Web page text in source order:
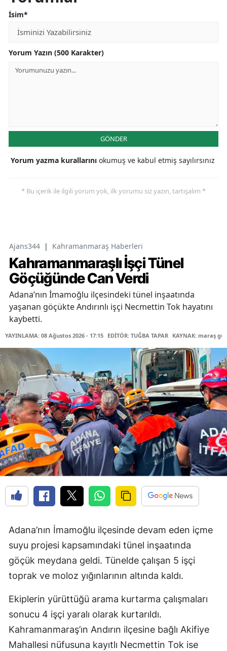
İsim*
Yorum Yazın (500 Karakter)
GÖNDER
Yorum yazma kurallarını okumuş ve kabul etmiş sayılırsınız
* Bu içerik ile ilgili yorum yok, ilk yorumu siz yazın, tartışalım *
Ajans344 | Kahramanmaraş Haberleri
Kahramanmaraşlı İşçi Tünel
Göçüğünde Can Verdi
Adana’nın İmamoğlu ilçesindeki tünel inşaatında
yaşanan göçükte Andırınlı işçi Necmettin Tok hayatını
kaybetti.
YAYINLAMA: 08 Ağustos 2026 - 17:15 EDİTÖR: TUĞBA TAPAR KAYNAK: maraş
Adana’nın İmamoğlu ilçesinde devam eden içme
suyu projesi kapsamındaki tünel inşaatında
göçük meydana geldi. Tünelde çalışan 5 işçi
toprak ve moloz yığınlarının altında kaldı.
Ekiplerin yürüttüğü arama kurtarma çalışmaları
sonucu 4 işçi yaralı olarak kurtarıldı.
Kahramanmaraş’ın Andırın ilçesine bağlı Akifiye
Mahallesi nüfusuna kayıtlı Necmettin Tok ise